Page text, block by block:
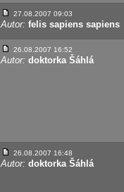
27.08.2007 09:03
Autor: felis sapiens sapiens
26.08.2007 16:52
Autor: doktorka Šáhlá
26.08.2007 16:48
Autor: doktorka Šáhlá